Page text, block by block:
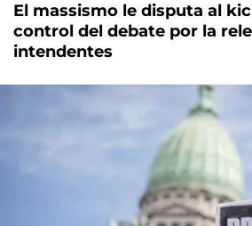
El massismo le disputa al
control del debate por la
intendentes